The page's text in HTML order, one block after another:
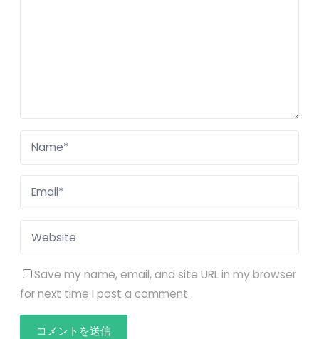
Save my name, email, and site URL in my browser
for next time I post a comment.